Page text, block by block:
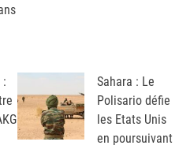
:
Sahara : Le
Polisario défie
les Etats Unis
en poursuivant